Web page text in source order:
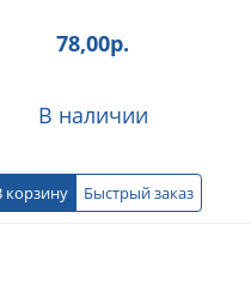
78,00р.
В наличии
корзину Быстрый заказ